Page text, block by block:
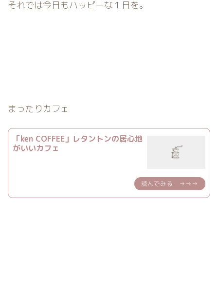
それでは今日もハッピーな１日を。
まったりカフェ
「ken COFFEE」レタントンの居心地
がいいカフェ